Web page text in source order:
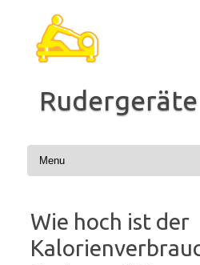
springen
Wie hoch ist der